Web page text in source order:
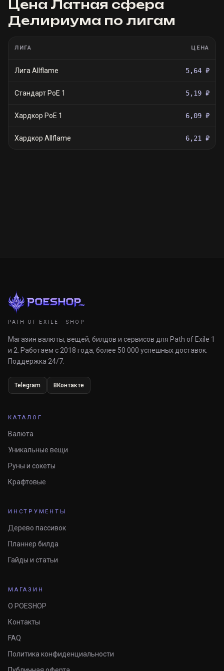
Цена Латная сфера
Делириума по лигам
ЛИГА ЦЕНА
Лига Allflame 5,64 ₽
Стандарт PoE 1 5,19 ₽
Хардкор PoE 1 6,09 ₽
Хардкор Allflame 6,21 ₽
PATH OF EXILE · SHOP
Магазин валюты, вещей, билдов и сервисов для Path of Exile 1
и 2. Работаем с 2018 года, более 50 000 успешных доставок.
Поддержка 24/7.
Telegram ВКонтакте
КАТАЛОГ
Валюта
Уникальные вещи
Руны и сокеты
Крафтовые
ИНСТРУМЕНТЫ
Дерево пассивок
Планнер билда
Гайды и статьи
МАГАЗИН
О POESHOP
Контакты
FAQ
Политика конфиденциальности